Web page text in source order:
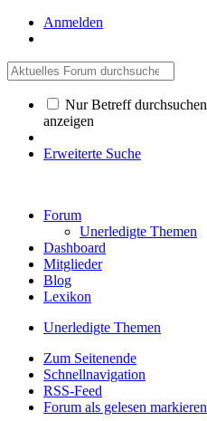
Anmelden
Nur Betreff durchsuchen
anzeigen
Erweiterte Suche
Forum
Unerledigte Themen
Dashboard
Mitglieder
Blog
Lexikon
Unerledigte Themen
Zum Seitenende
Schnellnavigation
RSS-Feed
Forum als gelesen markieren